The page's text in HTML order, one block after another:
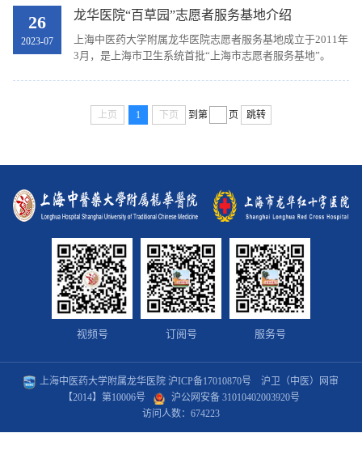
26
2023-07
龙华医院“百草园”志愿者服务基地介绍
上海中医药大学附属龙华医院志愿者服务基地成立于2011年
3月，是上海市卫生系统首批“上海市志愿者服务基地”。
上页 1 下页 到第 页 跳转
视频号 订阅号 服务号
上海中医药大学附属龙华医院 沪ICP备17010870号 沪卫（中医）网审
【2014】第10006号
沪公网安备 31010402003920号
访问人数： 674223